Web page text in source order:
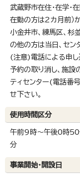
武蔵野市在住・在学・
在勤の方は2カ月前）
小金井市、練馬区、杉
の他の方は当日、セン
(注意)電話による申し
予約の取り消し、施設
ティセンター(電話
せ下さい。
使用時間区分
午前9時～午後0時50
分
事業開始・開設日